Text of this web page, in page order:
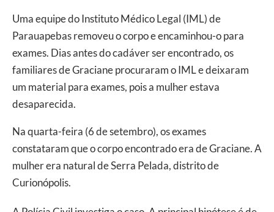
Uma equipe do Instituto Médico Legal (IML) de
Parauapebas removeu o corpo e encaminhou-o para
exames. Dias antes do cadáver ser encontrado, os
familiares de Graciane procuraram o IML e deixaram
um material para exames, pois a mulher estava
desaparecida.
Na quarta-feira (6 de setembro), os exames
constataram que o corpo encontrado era de Graciane. A
mulher era natural de Serra Pelada, distrito de
Curionópolis.